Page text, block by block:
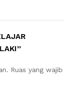
Ruas yang wajib